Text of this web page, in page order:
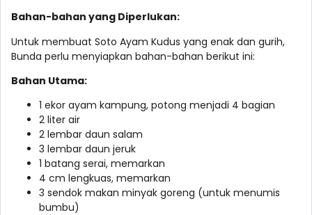
Bahan-bahan yang Diperlukan:
Untuk membuat Soto Ayam Kudus yang enak dan gurih,
Bunda perlu menyiapkan bahan-bahan berikut ini:
Bahan Utama:
1 ekor ayam kampung, potong menjadi 4 bagian
2 liter air
2 lembar daun salam
3 lembar daun jeruk
1 batang serai, memarkan
4 cm lengkuas, memarkan
3 sendok makan minyak goreng (untuk menumis
bumbu)